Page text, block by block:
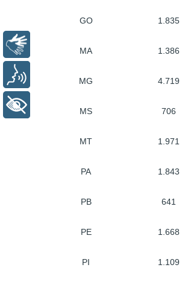
GO 1.835
MA 1.386
MG 4.719
MS 706
MT 1.971
PA 1.843
PB 641
PE 1.668
PI 1.109